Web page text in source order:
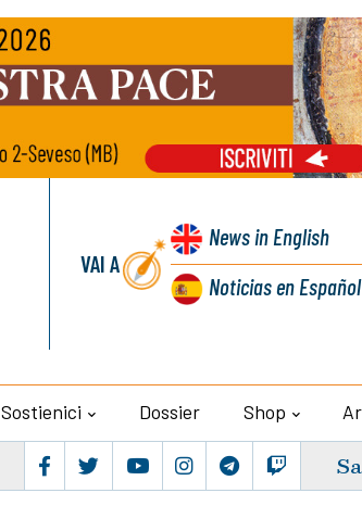
VAI A
Newsin English
Noticiasen Español
Sostienici Dossier Shop